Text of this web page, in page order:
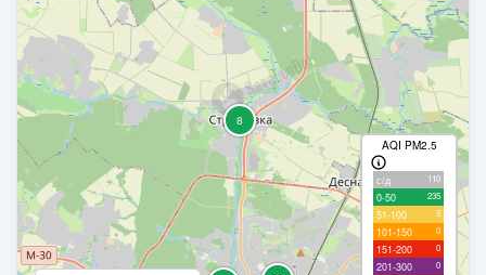
AQI PM2.5
с/д 110
0-50 235
51-100 5
101-150 0
151-200 0
201-300 0